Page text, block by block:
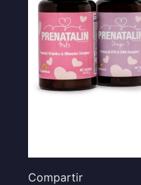
Compartir